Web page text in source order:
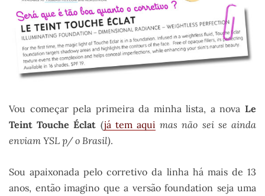
Vou começar pela primeira da minha lista, a nova Le
Teint Touche Éclat (já tem aqui mas não sei se ainda
enviam YSL p/ o Brasil).
Sou apaixonada pelo corretivo da linha há mais de 13
anos, então imagino que a versão foundation seja uma